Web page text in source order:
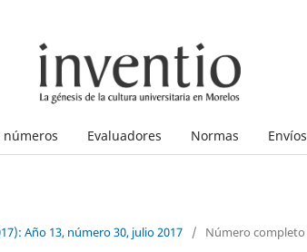
números Evaluadores Normas Envíos
Año 13, número 30, julio 2017 / Número completo